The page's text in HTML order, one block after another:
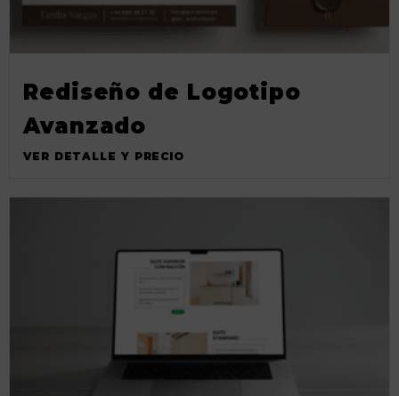
Rediseño de Logotipo
Avanzado
VER DETALLE Y PRECIO